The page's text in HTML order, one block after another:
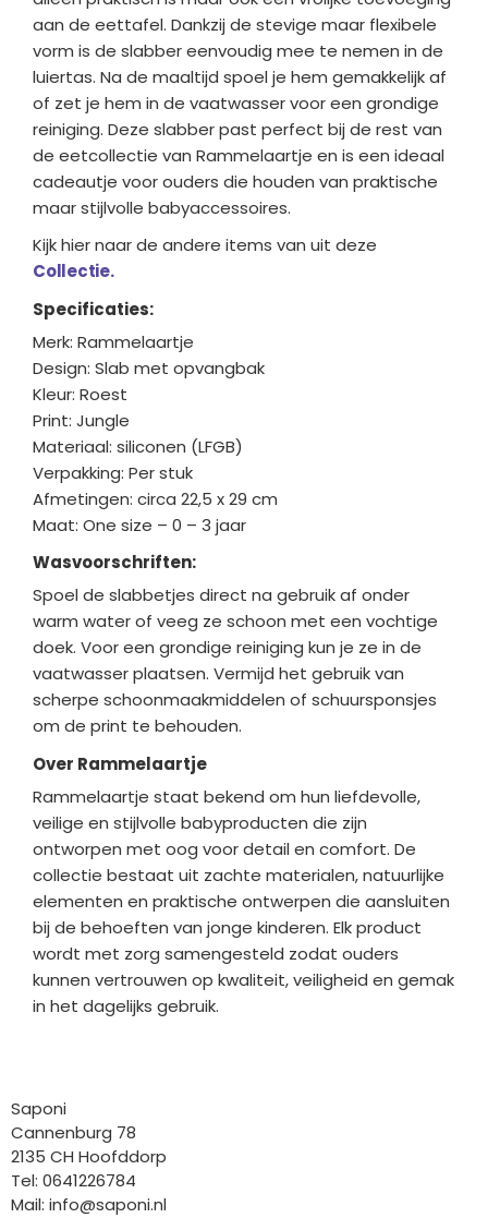
aan de eettafel. Dankzij de stevige maar flexibele
vorm is de slabber eenvoudig mee te nemen in de
luiertas. Na de maaltijd spoel je hem gemakkelijk af
of zet je hem in de vaatwasser voor een grondige
reiniging. Deze slabber past perfect bij de rest van
de eetcollectie van Rammelaartje en is een ideaal
cadeautje voor ouders die houden van praktische
maar stijlvolle babyaccessoires.
Kijk hier naar de andere items van uit deze
Collectie.
Specificaties:
Merk: Rammelaartje
Design: Slab met opvangbak
Kleur: Roest
Print: Jungle
Materiaal: siliconen (LFGB)
Verpakking: Per stuk
Afmetingen: circa 22,5 x 29 cm
Maat: One size – 0 – 3 jaar
Wasvoorschriften:
Spoel de slabbetjes direct na gebruik af onder
warm water of veeg ze schoon met een vochtige
doek. Voor een grondige reiniging kun je ze in de
vaatwasser plaatsen. Vermijd het gebruik van
scherpe schoonmaakmiddelen of schuursponsjes
om de print te behouden.
Over Rammelaartje
Rammelaartje staat bekend om hun liefdevolle,
veilige en stijlvolle babyproducten die zijn
ontworpen met oog voor detail en comfort. De
collectie bestaat uit zachte materialen, natuurlijke
elementen en praktische ontwerpen die aansluiten
bij de behoeften van jonge kinderen. Elk product
wordt met zorg samengesteld zodat ouders
kunnen vertrouwen op kwaliteit, veiligheid en gemak
in het dagelijks gebruik.
Saponi
Cannenburg 78
2135 CH Hoofddorp
Tel: 0641226784
Mail: info@saponi.nl